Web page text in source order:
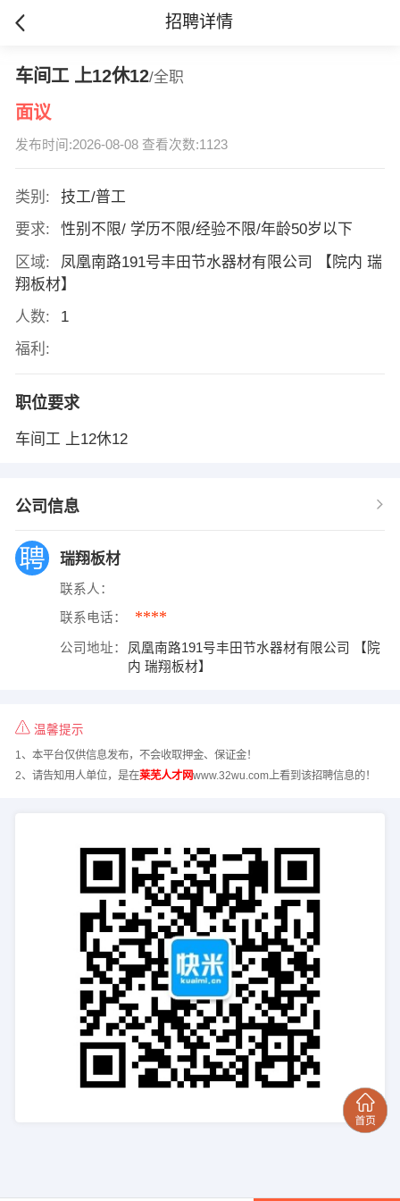
招聘详情
车间工 上12休12/全职
面议
发布时间:2026-08-08 查看次数:1123
类别:
技工/普工
要求:
性别不限/ 学历不限/经验不限/年龄50岁以下
区域:
凤凰南路191号丰田节水器材有限公司 【院内 瑞
翔板材】
人数:
1
福利:
职位要求
车间工 上12休12
公司信息
瑞翔板材
联系人：
联系电话： ****
公司地址：
凤凰南路191号丰田节水器材有限公司 【院
内 瑞翔板材】
温馨提示
1、本平台仅供信息发布，不会收取押金、保证金！
2、请告知用人单位，是在莱芜人才网www.32wu.com上看到该招聘信息的！